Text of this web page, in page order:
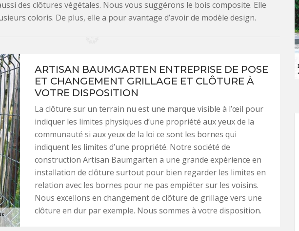
des clôtures végétales. Nous vous suggérons le bois composite. Elle
coloris. De plus, elle a pour avantage d’avoir de modèle design.
ARTISAN BAUMGARTEN ENTREPRISE DE POSE
ET CHANGEMENT GRILLAGE ET CLÔTURE À
VOTRE DISPOSITION
La clôture sur un terrain nu est une marque visible à l’œil pour
indiquer les limites physiques d’une propriété aux yeux de la
communauté si aux yeux de la loi ce sont les bornes qui
indiquent les limites d’une propriété. Notre société de
construction Artisan Baumgarten a une grande expérience en
installation de clôture surtout pour bien regarder les limites en
relation avec les bornes pour ne pas empiéter sur les voisins.
Nous excellons en changement de clôture de grillage vers une
clôture en dur par exemple. Nous sommes à votre disposition.